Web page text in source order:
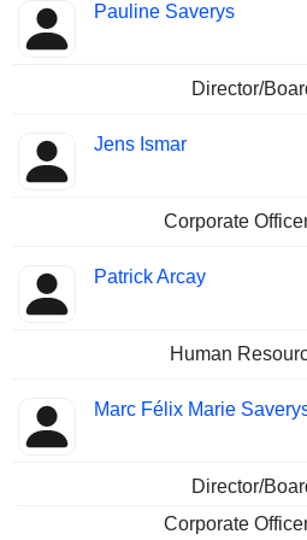
Pauline Saverys
Director/
Jens Ismar
Corporate
Patrick Arcay
Human
Marc Félix Marie
Director/
Corporate